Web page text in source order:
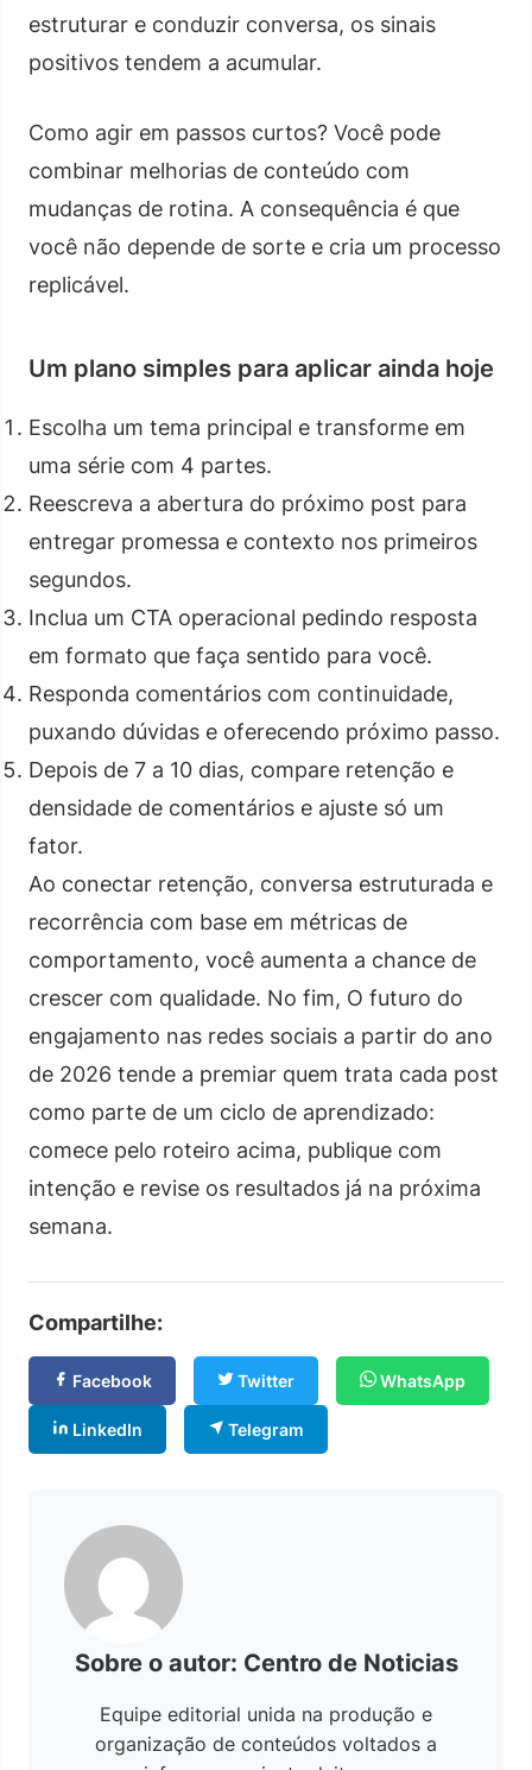
estruturar e conduzir conversa, os sinais
positivos tendem a acumular.
Como agir em passos curtos? Você pode
combinar melhorias de conteúdo com
mudanças de rotina. A consequência é que
você não depende de sorte e cria um processo
replicável.
Um plano simples para aplicar ainda hoje
Escolha um tema principal e transforme em
uma série com 4 partes.
Reescreva a abertura do próximo post para
entregar promessa e contexto nos primeiros
segundos.
Inclua um CTA operacional pedindo resposta
em formato que faça sentido para você.
Responda comentários com continuidade,
puxando dúvidas e oferecendo próximo passo.
Depois de 7 a 10 dias, compare retenção e
densidade de comentários e ajuste só um
fator.
Ao conectar retenção, conversa estruturada e
recorrência com base em métricas de
comportamento, você aumenta a chance de
crescer com qualidade. No fim, O futuro do
engajamento nas redes sociais a partir do ano
de 2026 tende a premiar quem trata cada post
como parte de um ciclo de aprendizado:
comece pelo roteiro acima, publique com
intenção e revise os resultados já na próxima
semana.
Compartilhe:
Facebook Twitter WhatsApp
LinkedIn Telegram
Sobre o autor: Centro de Noticias
Equipe editorial unida na produção e
organização de conteúdos voltados a